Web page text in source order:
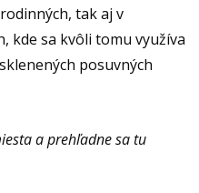
tak aj v
kde sa kvôli tomu využíva
posuvných
a prehľadne sa tu